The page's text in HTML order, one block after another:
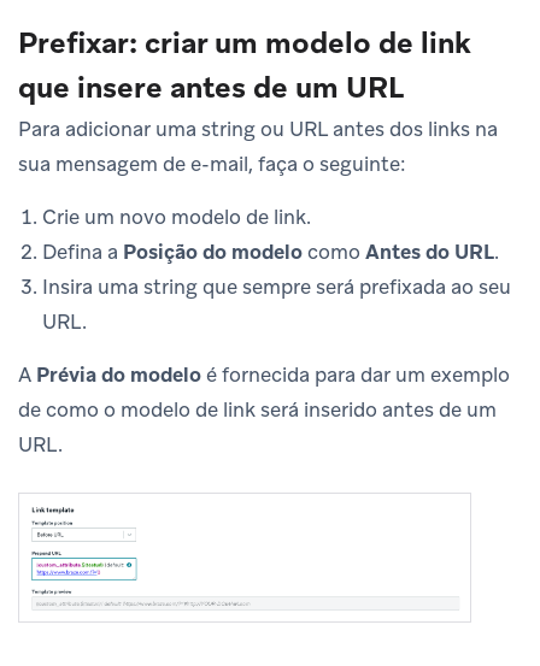
Prefixar: criar um modelo de link
que insere antes de um URL
Para adicionar uma string ou URL antes dos links na
sua mensagem de e-mail, faça o seguinte:
Crie um novo modelo de link.
Defina a Posição do modelocomo Antes do URL.
Insira uma string que sempre será prefixada ao seu
URL.
A Prévia do modeloé fornecida para dar um exemplo
de como o modelo de link será inserido antes de um
URL.